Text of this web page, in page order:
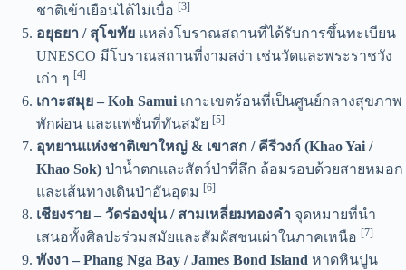
ชาติเข้าเยือนได้ไม่เบื่อ [3]
อยุธยา / สุโขทัย แหล่งโบราณสถานที่ได้รับการขึ้นทะเบียน
UNESCO มีโบราณสถานที่งามสง่า เช่นวัดและพระราชวัง
เก่า ๆ [4]
เกาะสมุย – Koh Samui เกาะเขตร้อนที่เป็นศูนย์กลางสุขภาพ
พักผ่อน และแฟชั่นที่ทันสมัย [5]
อุทยานแห่งชาติเขาใหญ่ & เขาสก / คีรีวงก์ (Khao Yai /
Khao Sok) ป่าน้ำตกและสัตว์ป่าที่ลึก ล้อมรอบด้วยสายหมอก
และเส้นทางเดินป่าอันอุดม [6]
เชียงราย – วัดร่องขุ่น / สามเหลี่ยมทองคำ จุดหมายที่นำ
เสนอทั้งศิลปะร่วมสมัยและสัมผัสชนเผ่าในภาคเหนือ [7]
พังงา – Phang Nga Bay / James Bond Island หาดหินปูน